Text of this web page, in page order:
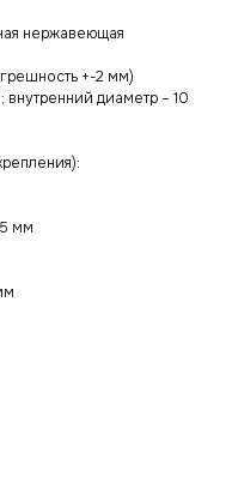
нержавеющая
+-2 мм)
диаметр – 10
мм